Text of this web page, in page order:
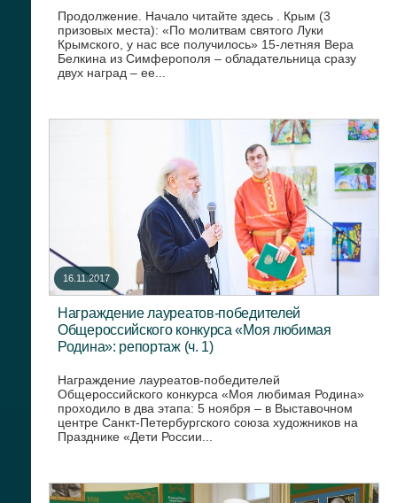
Продолжение. Начало читайте здесь . Крым (3
призовых места): «По молитвам святого Луки
Крымского, у нас все получилось» 15-летняя Вера
Белкина из Симферополя – обладательница сразу
двух наград – ее...
16.11.2017
Награждение лауреатов-победителей
Общероссийского конкурса «Моя любимая
Родина»: репортаж (ч. 1)
Награждение лауреатов-победителей
Общероссийского конкурса «Моя любимая Родина»
проходило в два этапа: 5 ноября – в Выставочном
центре Санкт-Петербургского союза художников на
Празднике «Дети России...